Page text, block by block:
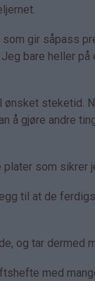
gir såpass
bare heller
steketid.
å gjøre andre
som sikrer
til at de
og tar dermed
med